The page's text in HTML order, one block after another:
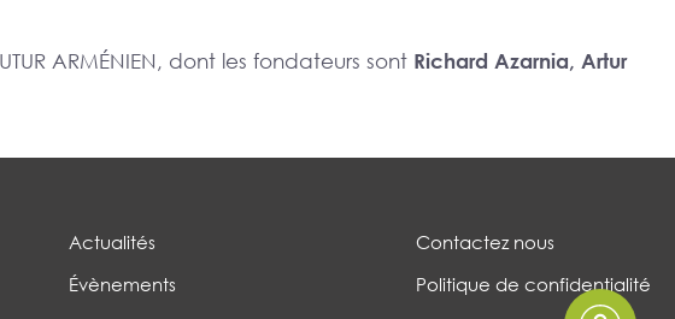
ARMÉNIEN, dont les fondateurs sont Richard Azarnia, Artur
Actualités
Évènements
Contactez nous
Politique de confidentialité